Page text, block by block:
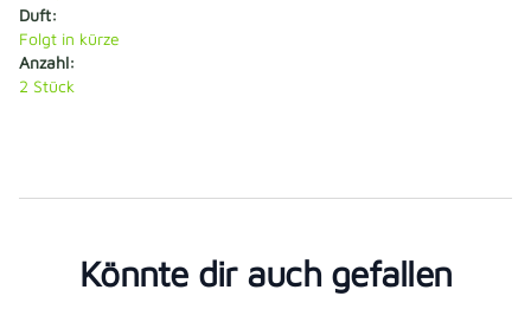
Duft:
Folgt in kürze
Anzahl:
2 Stück
Könnte dir auch gefallen